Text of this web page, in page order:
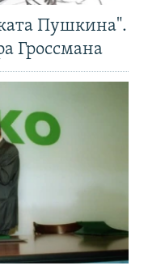
Пушкина".
Гроссмана